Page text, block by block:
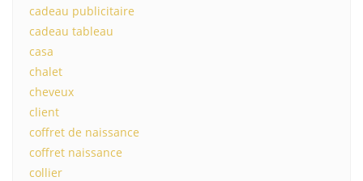
cadeau publicitaire
cadeau tableau
casa
chalet
cheveux
client
coffret de naissance
coffret naissance
collier